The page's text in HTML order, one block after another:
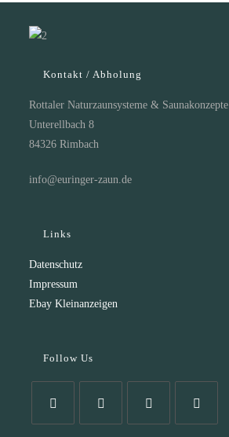
Kontakt / Abholung
Rottaler Naturzaunsysteme & Saunakonzepte
Unterellbach 8
84326 Rimbach
info@euringer-zaun.de
Links
Datenschutz
Impressum
Ebay Kleinanzeigen
Follow Us